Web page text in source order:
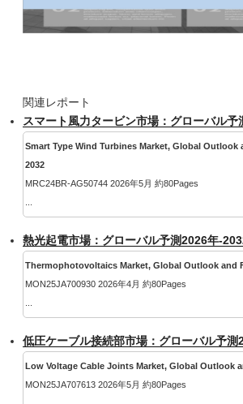
関連レポート
スマート風力タービン市場：グローバル
Smart Type Wind Turbines Market, Global Outlook
2032
MRC24BR-AG50744 2026年5月 約80Pages
熱光起電市場：グローバル予測2026年-
Thermophotovoltaics Market, Global Outlook and
MON25JA700930 2026年4月 約80Pages
低圧ケーブル接続部市場：グローバル予
Low Voltage Cable Joints Market, Global Outlook
MON25JA707613 2026年5月 約80Pages